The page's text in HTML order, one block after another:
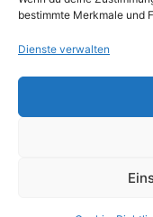
bestimmte Merkmale und
Dienste verwalten